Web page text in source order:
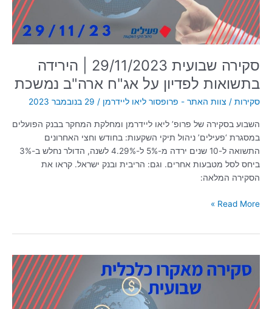
סקירה שבועית 29/11/2023 | הירידה
בתשואות לפדיון על אג"ח ארה"ב נמשכת
סקירות / צוות האתר - פרופסור ליאו ליידרמן / 29 בנובמבר 2023
השבוע בסקירה של פרופ’ ליאו ליידרמן ומחלקת המחקר בבנק הפועלים
במסגרת ‘פעילים’ ניהול תיקי השקעות: בחודש וחצי האחרונים
התשואה ל-10 שנים ירדה מ-5% ל-4.29% לשנה, הדולר נחלש ב-3%
ביחס לסל מטבעות אחרים. וגם: הריבית ובנק ישראל. קראו את
הסקירה המלאה:
על
אג"ח
ארה"ב
נמשכת
Read More »
שבועית
19/10/2022
|